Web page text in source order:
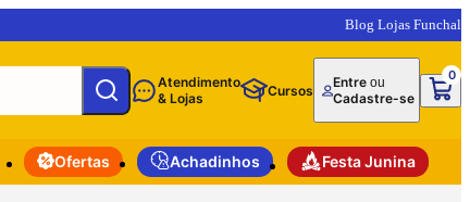
Blog Lojas Funchal
Atendimento
& Lojas
Cursos Entreou
Cadastre-se
0
Ofertas Achadinhos Festa Junina